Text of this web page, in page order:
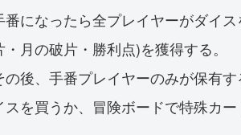
番になったら全プレイヤーがダイ
・月の破片・勝利点)を獲得する。
の後、手番プレイヤーのみが保有
スを買うか、冒険ボードで特殊カー